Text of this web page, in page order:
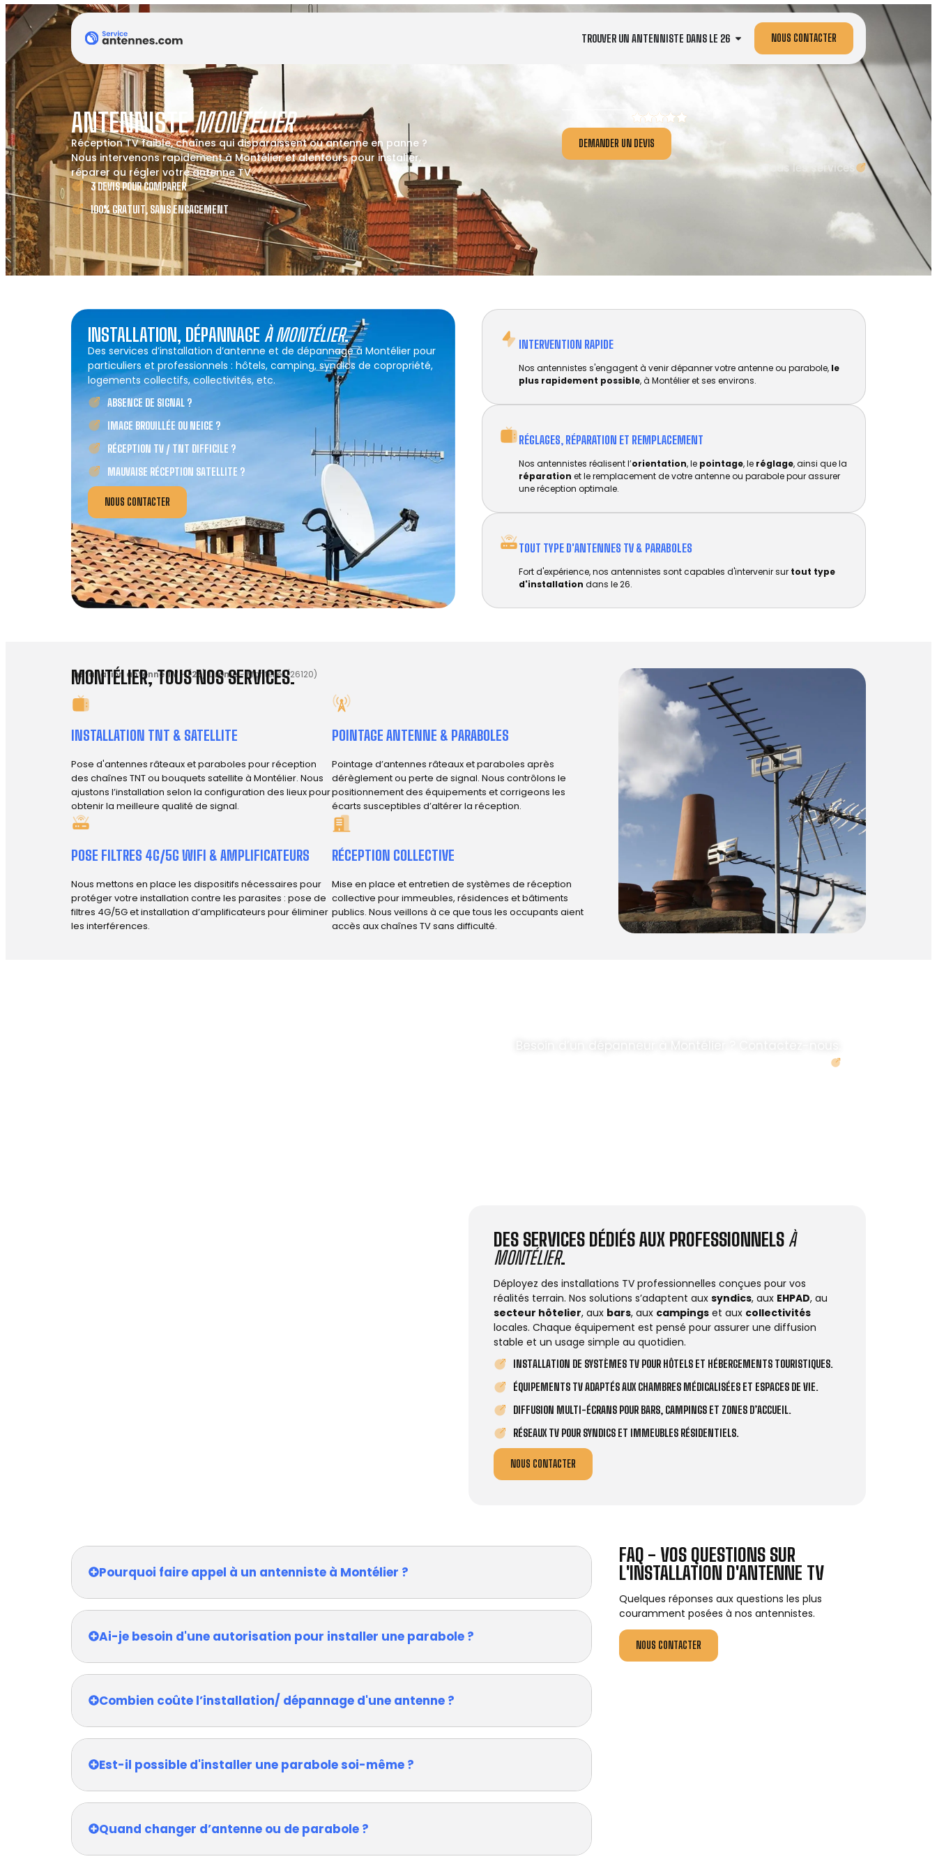
TROUVER UN ANTENNISTE DANS LE 26 NOUS CONTACTER
ANTENNISTEMONTÉLIER
Réception TV faible, chaînes qui disparaissent ou antenne en panne ?
Nous intervenons rapidement à Montélier et alentours pour installer,
réparer ou régler votre antenne TV.
3 DEVIS POUR COMPARER
100% GRATUIT, SANS ENGAGEMENT
DEMANDER UN DEVIS
Tous les services
INSTALLATION, DÉPANNAGE À MONTÉLIER.
Des services d’installation d’antenne et de dépannage à Montélier pour
particuliers et professionnels : hôtels, camping, syndics de copropriété,
logements collectifs, collectivités, etc.
ABSENCE DE SIGNAL ?
IMAGE BROUILLÉE OU NEIGE ?
RÉCEPTION TV / TNT DIFFICILE ?
MAUVAISE RÉCEPTION SATELLITE ?
NOUS CONTACTER
INTERVENTION RAPIDE
Nos antennistes s'engagent à venir dépanner votre antenne ou parabole, le
plus rapidement possible, à Montélier et ses environs.
RÉGLAGES, RÉPARATION ET REMPLACEMENT​
Nos antennistes réalisent l’orientation, le pointage, le réglage, ainsi que la
réparation et le remplacement de votre antenne ou parabole pour assurer
une réception optimale.
TOUT TYPE D'ANTENNES TV & PARABOLES
Fort d'expérience, nos antennistes sont capables d'intervenir sur tout type
d'installation dans le 26.
Installation antenne TV -(26) Drôme- Montélier (26120)
MONTÉLIER, TOUS NOS SERVICES.
INSTALLATION TNT & SATELLITE
Pose d'antennes râteaux et paraboles pour réception
des chaînes TNT ou bouquets satellite à Montélier. Nous
ajustons l’installation selon la configuration des lieux pour
obtenir la meilleure qualité de signal.
POINTAGE ANTENNE & PARABOLES
Pointage d’antennes râteaux et paraboles après
dérèglement ou perte de signal. Nous contrôlons le
positionnement des équipements et corrigeons les
écarts susceptibles d’altérer la réception.
POSE FILTRES 4G/5G WIFI & AMPLIFICATEURS
Nous mettons en place les dispositifs nécessaires pour
protéger votre installation contre les parasites : pose de
filtres 4G/5G et installation d’amplificateurs pour éliminer
les interférences.
RÉCEPTION COLLECTIVE
Mise en place et entretien de systèmes de réception
collective pour immeubles, résidences et bâtiments
publics. Nous veillons à ce que tous les occupants aient
accès aux chaînes TV sans difficulté.
Besoin d’un dépanneur à Montélier ? Contactez-nous.
DES SERVICES DÉDIÉS AUX PROFESSIONNELS À
MONTÉLIER.
Déployez des installations TV professionnelles conçues pour vos
réalités terrain. Nos solutions s’adaptent aux syndics, aux EHPAD, au
secteur hôtelier, aux bars, aux campings et aux collectivités
locales. Chaque équipement est pensé pour assurer une diffusion
stable et un usage simple au quotidien.
INSTALLATION DE SYSTÈMES TV POUR HÔTELS ET HÉBERGEMENTS TOURISTIQUES.
ÉQUIPEMENTS TV ADAPTÉS AUX CHAMBRES MÉDICALISÉES ET ESPACES DE VIE.
DIFFUSION MULTI-ÉCRANS POUR BARS, CAMPINGS ET ZONES D’ACCUEIL.
RÉSEAUX TV POUR SYNDICS ET IMMEUBLES RÉSIDENTIELS.
NOUS CONTACTER
FAQ - VOS QUESTIONS SUR
L'INSTALLATION D'ANTENNE TV
Quelques réponses aux questions les plus
couramment posées à nos antennistes.
NOUS CONTACTER
Pourquoi faire appel à un antenniste à Montélier ?
Ai-je besoin d'une autorisation pour installer une parabole ?
Combien coûte l’installation/ dépannage d'une antenne ?
Est-il possible d'installer une parabole soi-même ?
Quand changer d’antenne ou de parabole ?